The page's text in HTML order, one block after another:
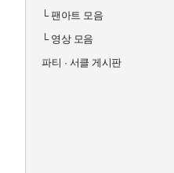
└팬아트 모음
└영상 모음
파티 · 서클 게시판